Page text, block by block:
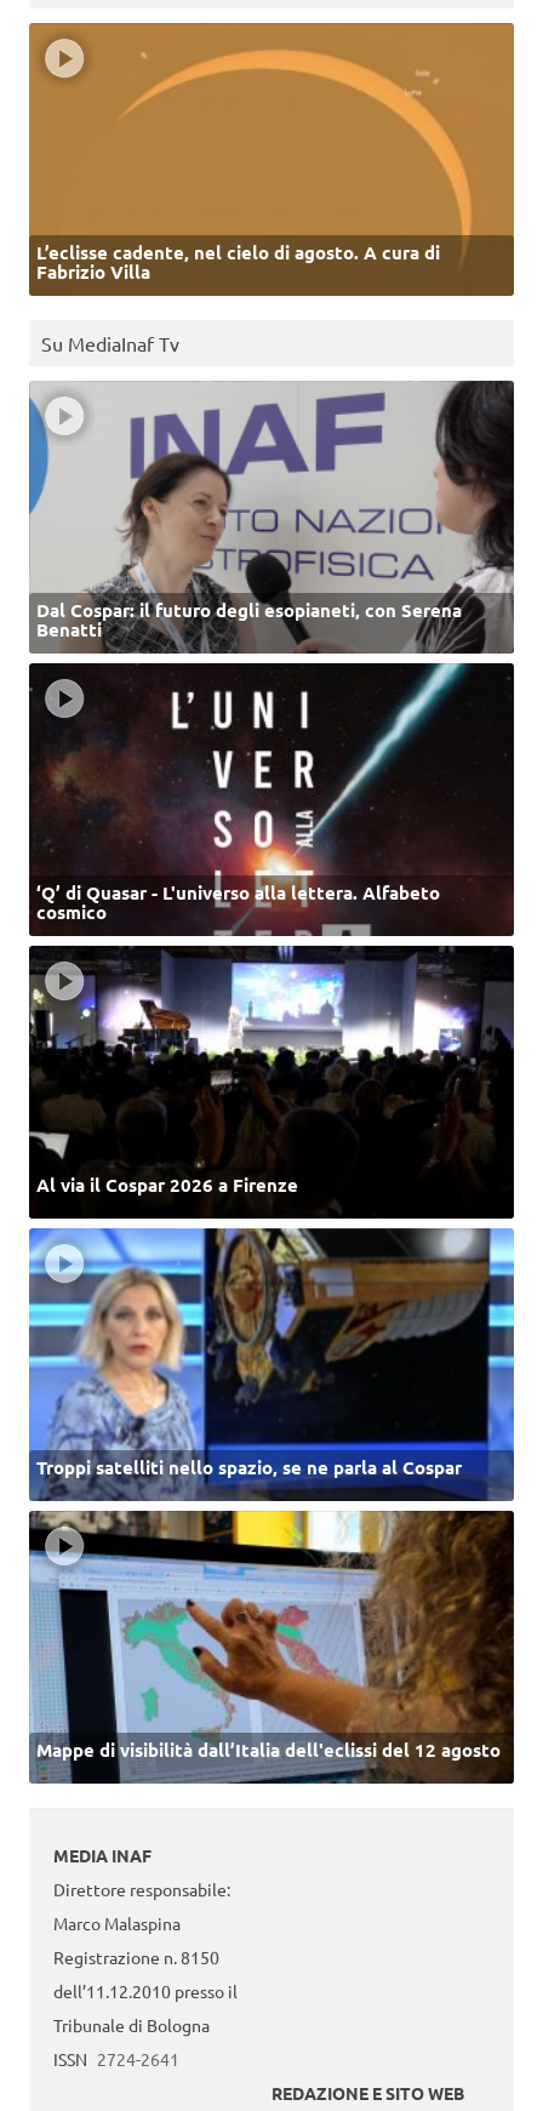
L’eclisse cadente, nel cielo di agosto. A cura di
Fabrizio Villa
Su MediaInaf Tv
Dal Cospar: il futuro degli esopianeti, con Serena
Benatti
‘Q’ di Quasar - L'universo alla lettera. Alfabeto
cosmico
Al via il Cospar 2026 a Firenze
Troppi satelliti nello spazio, se ne parla al Cospar
Mappe di visibilità dall’Italia dell'eclissi del 12 agosto
MEDIA INAF
Direttore responsabile:
Marco Malaspina
Registrazione n. 8150
dell’11.12.2010 presso il
Tribunale di Bologna
ISSN 2724-2641
REDAZIONE E SITO WEB